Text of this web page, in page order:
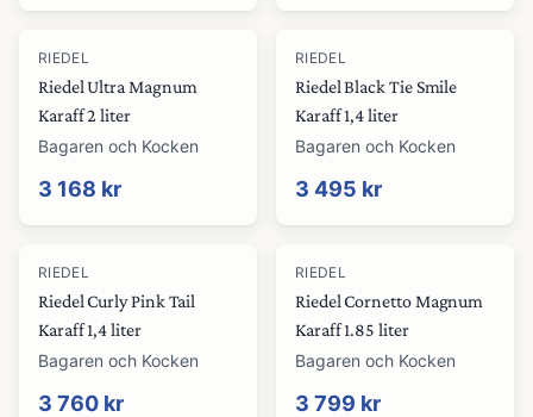
RIEDEL
Riedel Ultra Magnum
Karaff 2 liter
Bagaren och Kocken
3 168 kr
RIEDEL
Riedel Black Tie Smile
Karaff 1,4 liter
Bagaren och Kocken
3 495 kr
RIEDEL
Riedel Curly Pink Tail
Karaff 1,4 liter
Bagaren och Kocken
3 760 kr
RIEDEL
Riedel Cornetto Magnum
Karaff 1.85 liter
Bagaren och Kocken
3 799 kr